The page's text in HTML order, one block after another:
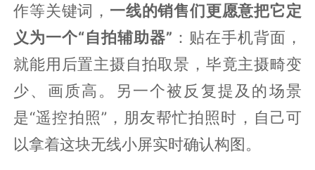
作等关键词， 一线的销售们更愿意把它定
义为一个“自拍辅助器” ：贴在手机背面，
就能用后置主摄自拍取景，毕竟主摄畸变
少、画质高。另一个被反复提及的场景
是“遥控拍照”，朋友帮忙拍照时，自己可
以拿着这块无线小屏实时确认构图。